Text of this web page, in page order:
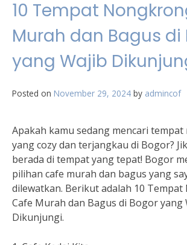
10 Tempat
Murah dan Bagus di
yang Wajib
Posted on November 29, 2024 by admincof
Apakah kamu sedang mencari
yang cozy dan terjangkau di Bogor?
berada di tempat yang tepat! Bogor
pilihan cafe murah dan bagus yang
dilewatkan. Berikut adalah 10
Cafe Murah dan Bagus di Bogor yang
Dikunjungi.